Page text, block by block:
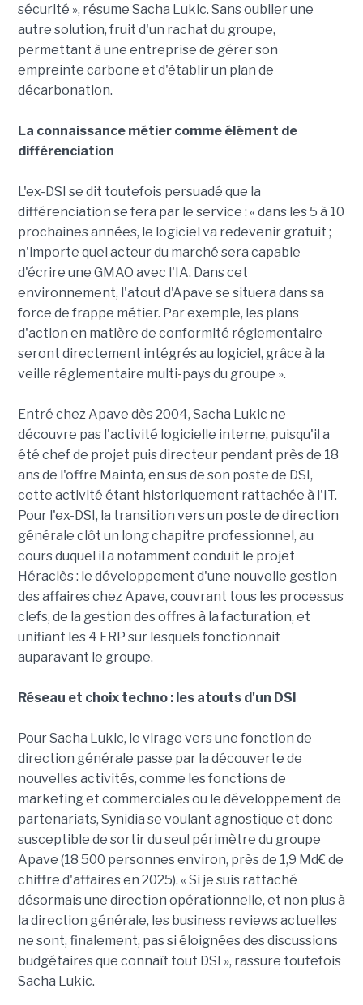
sécurité », résume Sacha Lukic. Sans oublier une
autre solution, fruit d'un rachat du groupe,
permettant à une entreprise de gérer son
empreinte carbone et d'établir un plan de
décarbonation.
La connaissance métier comme élément de
différenciation
L'ex-DSI se dit toutefois persuadé que la
différenciation se fera par le service : « dans les 5 à 10
prochaines années, le logiciel va redevenir gratuit ;
n'importe quel acteur du marché sera capable
d'écrire une GMAO avec l'IA. Dans cet
environnement, l'atout d'Apave se situera dans sa
force de frappe métier. Par exemple, les plans
d'action en matière de conformité réglementaire
seront directement intégrés au logiciel, grâce à la
veille réglementaire multi-pays du groupe ».
Entré chez Apave dès 2004, Sacha Lukic ne
découvre pas l'activité logicielle interne, puisqu'il a
été chef de projet puis directeur pendant près de 18
ans de l'offre Mainta, en sus de son poste de DSI,
cette activité étant historiquement rattachée à l'IT.
Pour l'ex-DSI, la transition vers un poste de direction
générale clôt un long chapitre professionnel, au
cours duquel il a notamment conduit le projet
Héraclès : le développement d'une nouvelle gestion
des affaires chez Apave, couvrant tous les processus
clefs, de la gestion des offres à la facturation, et
unifiant les 4 ERP sur lesquels fonctionnait
auparavant le groupe.
Réseau et choix techno : les atouts d'un DSI
Pour Sacha Lukic, le virage vers une fonction de
direction générale passe par la découverte de
nouvelles activités, comme les fonctions de
marketing et commerciales ou le développement de
partenariats, Synidia se voulant agnostique et donc
susceptible de sortir du seul périmètre du groupe
Apave (18 500 personnes environ, près de 1,9 Md€ de
chiffre d'affaires en 2025). « Si je suis rattaché
désormais une direction opérationnelle, et non plus à
la direction générale, les business reviews actuelles
ne sont, finalement, pas si éloignées des discussions
budgétaires que connaît tout DSI », rassure toutefois
Sacha Lukic.